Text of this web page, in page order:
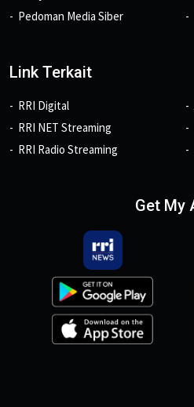
Pedoman Media Siber
Link Terkait
RRI Digital
RRI NET Streaming
RRI Radio Streaming
Get My